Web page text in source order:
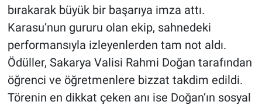
bırakarak büyük bir başarıya imza attı.
Karasu’nun gururu olan ekip, sahnedeki
performansıyla izleyenlerden tam not aldı.
Ödüller, Sakarya Valisi Rahmi Doğan tarafından
öğrenci ve öğretmenlere bizzat takdim edildi.
Törenin en dikkat çeken anı ise Doğan’ın sosyal